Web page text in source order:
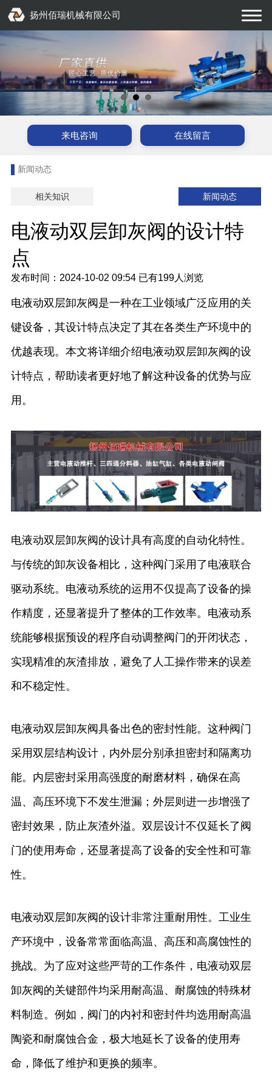
扬州佰瑞机械有限公司
来电咨询 在线留言
新闻动态
相关知识 新闻动态
电液动双层卸灰阀的设计特
点
发布时间：2024-10-02 09:54 已有199人浏览
电液动双层卸灰阀是一种在工业领域广泛应用的关
键设备，其设计特点决定了其在各类生产环境中的
优越表现。本文将详细介绍电液动双层卸灰阀的设
计特点，帮助读者更好地了解这种设备的优势与应
用。
电液动双层卸灰阀的设计具有高度的自动化特性。
与传统的卸灰设备相比，这种阀门采用了电液联合
驱动系统。电液动系统的运用不仅提高了设备的操
作精度，还显著提升了整体的工作效率。电液动系
统能够根据预设的程序自动调整阀门的开闭状态，
实现精准的灰渣排放，避免了人工操作带来的误差
和不稳定性。
电液动双层卸灰阀具备出色的密封性能。这种阀门
采用双层结构设计，内外层分别承担密封和隔离功
能。内层密封采用高强度的耐磨材料，确保在高
温、高压环境下不发生泄漏；外层则进一步增强了
密封效果，防止灰渣外溢。双层设计不仅延长了阀
门的使用寿命，还显著提高了设备的安全性和可靠
性。
电液动双层卸灰阀的设计非常注重耐用性。工业生
产环境中，设备常常面临高温、高压和高腐蚀性的
挑战。为了应对这些严苛的工作条件，电液动双层
卸灰阀的关键部件均采用耐高温、耐腐蚀的特殊材
料制造。例如，阀门的内衬和密封件均选用耐高温
陶瓷和耐腐蚀合金，极大地延长了设备的使用寿
命，降低了维护和更换的频率。